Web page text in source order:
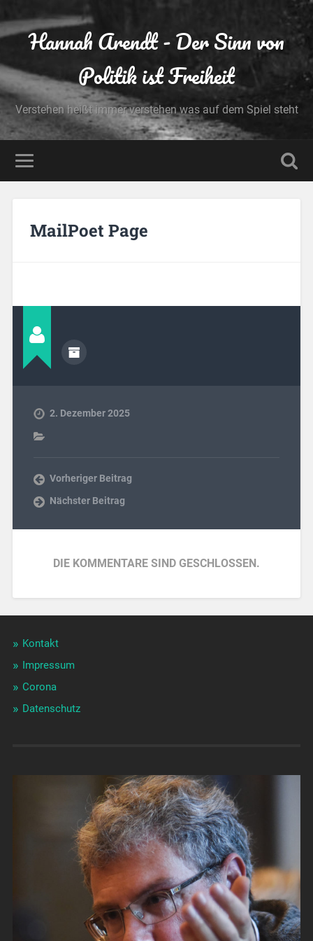
Hannah Arendt - Der Sinn von
Politik ist Freiheit
Verstehen heißt immer verstehen was auf dem Spiel steht
MailPoet Page
2. Dezember 2025
Vorheriger Beitrag
Nächster Beitrag
DIE KOMMENTARE SIND GESCHLOSSEN.
Kontakt
Impressum
Corona
Datenschutz